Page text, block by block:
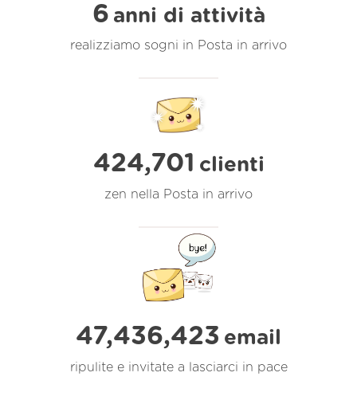
6 anni di attività
realizziamo sogni in Posta in arrivo
424,702 clienti
zen nella Posta in arrivo
47,436,424 email
ripulite e invitate a lasciarci in pace